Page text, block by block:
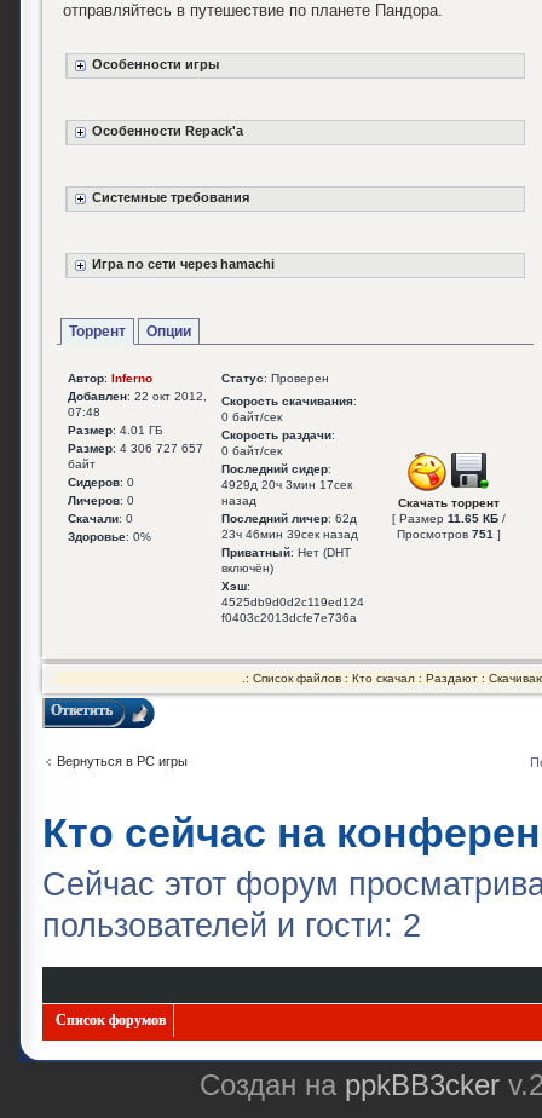
отправляйтесь в путешествие по планете Пандора.
Особенности игры
Особенности Repack'а
Системные требования
Игра по сети через hamachi
Торрент Опции
Автор: Inferno
Добавлен: 22 окт 2012,
07:48
Размер: 4.01 ГБ
Размер: 4 306 727 657
байт
Сидеров: 0
Личеров: 0
Скачали: 0
Здоровье: 0%
Статус: Проверен
Скорость скачивания:
0 байт/сек
Скорость раздачи:
0 байт/сек
Последний сидер:
4929д 20ч 3мин 17сек
назад
Последний личер: 62д
23ч 46мин 39сек назад
Приватный: Нет (DHT
включён)
Хэш:
4525db9d0d2c119ed124
f0403c2013dcfe7e736a
Скачать торрент
[ Размер 11.65 КБ/
Просмотров 751 ]
.: Список файлов : Кто скачал : Раздают :
Ответить
Вернуться в PC игры
Кто сейчас на
Сейчас этот форум
пользователей и гости: 2
Список форумов
Создан на ppkBB3cker